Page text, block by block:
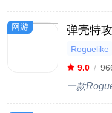
网游 弹壳特
Roguelike
割草
9.0 /
一款